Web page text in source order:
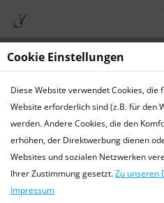
Terminsprechstunde
Ratten
Ratten
Cookie Einstellungen
Diese Website verwendet Cookies,
Website erforderlich sind (z.B. für den
werden. Andere Cookies, die den
erhöhen, der Direktwerbung dienen
Websites und sozialen Netzwerken
Ihrer Zustimmung gesetzt.Zu unseren
Impressum